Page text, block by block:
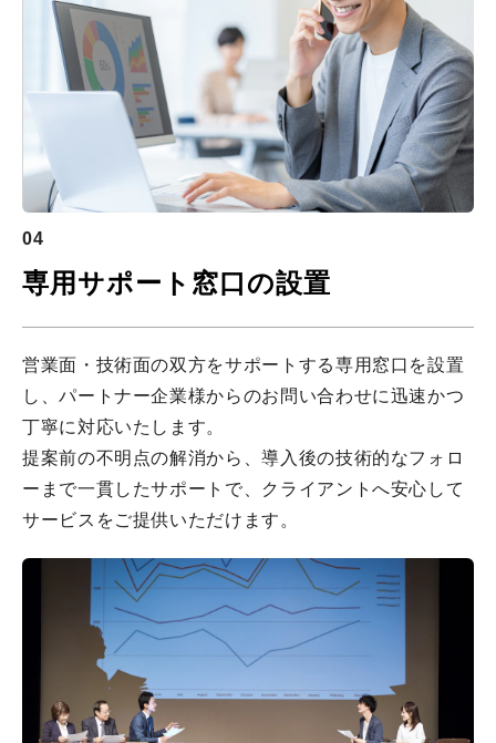
04
専用サポート窓口の設置
営業面・技術面の双方をサポートする専用窓口を設置
し、パートナー企業様からのお問い合わせに迅速かつ
丁寧に対応いたします。
提案前の不明点の解消から、導入後の技術的なフォロ
ーまで一貫したサポートで、クライアントへ安心して
サービスをご提供いただけます。